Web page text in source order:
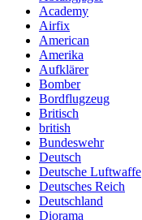
Academy
Airfix
American
Amerika
Aufklärer
Bomber
Bordflugzeug
Britisch
british
Bundeswehr
Deutsch
Deutsche Luftwaffe
Deutsches Reich
Deutschland
Diorama